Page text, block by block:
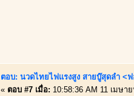
ตอบ: นวดไทยไฟแรงสูง สายบู๊สุดลำ <ฟ
« ตอบ #7 เมื่อ: 10:58:36 AM 11 เมษา